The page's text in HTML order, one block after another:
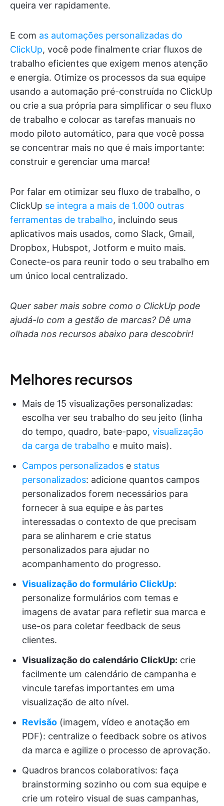
queira ver rapidamente.
E com as automações personalizadas do
ClickUp, você pode finalmente criar fluxos de
trabalho eficientes que exigem menos atenção
e energia. Otimize os processos da sua equipe
usando a automação pré-construída no ClickUp
ou crie a sua própria para simplificar o seu fluxo
de trabalho e colocar as tarefas manuais no
modo piloto automático, para que você possa
se concentrar mais no que é mais importante:
construir e gerenciar uma marca!
Por falar em otimizar seu fluxo de trabalho, o
ClickUp se integra a mais de 1.000 outras
ferramentas de trabalho, incluindo seus
aplicativos mais usados, como Slack, Gmail,
Dropbox, Hubspot, Jotform e muito mais.
Conecte-os para reunir todo o seu trabalho em
um único local centralizado.
Quer saber mais sobre como o ClickUp pode
ajudá-lo com a gestão de marcas? Dê uma
olhada nos recursos abaixo para descobrir!
Melhores recursos
Mais de 15 visualizações personalizadas:
escolha ver seu trabalho do seu jeito (linha
do tempo, quadro, bate-papo, visualização
da carga de trabalho e muito mais).
Campos personalizados e status
personalizados: adicione quantos campos
personalizados forem necessários para
fornecer à sua equipe e às partes
interessadas o contexto de que precisam
para se alinharem e crie status
personalizados para ajudar no
acompanhamento do progresso.
Visualização do formulário ClickUp:
personalize formulários com temas e
imagens de avatar para refletir sua marca e
use-os para coletar feedback de seus
clientes.
Visualização do calendário ClickUp: crie
facilmente um calendário de campanha e
vincule tarefas importantes em uma
visualização de alto nível.
Revisão (imagem, vídeo e anotação em
PDF): centralize o feedback sobre os ativos
da marca e agilize o processo de aprovação.
Quadros brancos colaborativos: faça
brainstorming sozinho ou com sua equipe e
crie um roteiro visual de suas campanhas,